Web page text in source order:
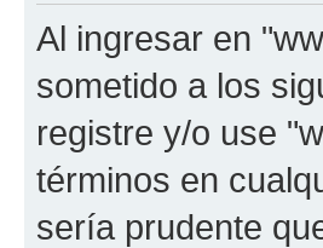
Al ingresar en
sometido a los
registre y/o use
términos en
sería prudente